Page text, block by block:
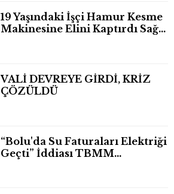
19 Yaşındaki İşçi Hamur Kesme
Makinesine Elini Kaptırdı Sağ
VALİ DEVREYE GİRDİ, KRİZ
ÇÖZÜLDÜ
“Bolu'da Su Faturaları Elektriği
Geçti” İddiası TBMM